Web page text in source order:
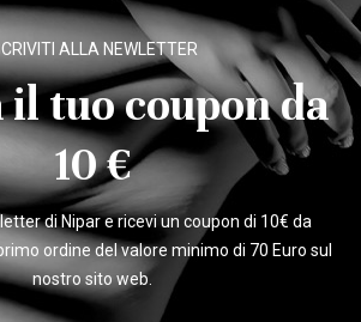
ALLA NEWLETTER
il tuo coupon da
10 €
di Nipar e ricevi un coupon di 10€ da
ordine del valore minimo di 70 Euro sul
nostro sito web.